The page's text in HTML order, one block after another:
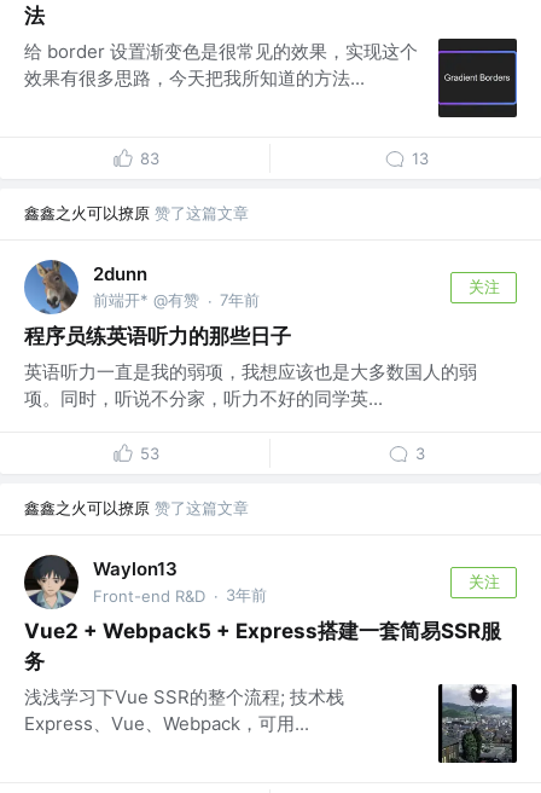
法
给 border 设置渐变色是很常见的效果，实现这个
效果有很多思路，今天把我所知道的方法...
83 13
鑫鑫之火可以撩原 赞了这篇文章
2dunn
前端开* @有赞 · 7年前
关注
程序员练英语听力的那些日子
英语听力一直是我的弱项，我想应该也是大多数国人的弱
项。同时，听说不分家，听力不好的同学英...
53 3
鑫鑫之火可以撩原 赞了这篇文章
Waylon13
Front-end R&D · 3年前
关注
Vue2 + Webpack5 + Express搭建一套简易SSR服
务
浅浅学习下Vue SSR的整个流程; 技术栈
Express、Vue、Webpack，可用...